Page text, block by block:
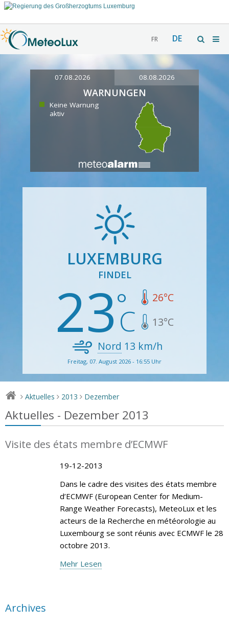
FR DE
07.08.2026 08.08.2026
WARNUNGEN
Keine Warnung
aktiv
LUXEMBURG
FINDEL
23 26°C
13°C
Nord 13 km/h
Freitag, 07. August 2026 - 16:55 Uhr
> Aktuelles > 2013 > Dezember
Aktuelles - Dezember 2013
Visite des états membre d’ECMWF
19-12-2013
Dans le cadre des visites des états membre
d’ECMWF (European Center for Medium-
Range Weather Forecasts), MeteoLux et les
acteurs de la Recherche en météorologie au
Luxembourg se sont réunis avec ECMWF le 28
octobre 2013.
Mehr Lesen
Archives